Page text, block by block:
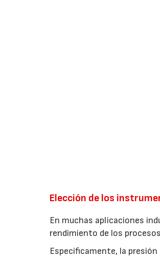
Elección de los
En muchas aplicaciones
rendimiento de los
Específicamente, la